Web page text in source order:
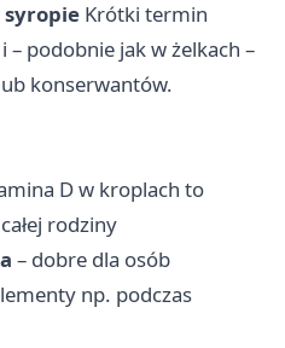
syropie Krótki termin
podobnie jak w żelkach –
konserwantów.
D w kroplach to
rodziny
– dobre dla osób
np. podczas